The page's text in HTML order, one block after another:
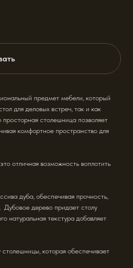
предмет мебели, который
для деловых встреч, так и как
столешница позволяет
комфортное пространство для
отличная возможность воплотить
дуба, обеспечивая прочность,
Дубовое дерево придает столу
натуральная текстура добавляет
которая обеспечивает